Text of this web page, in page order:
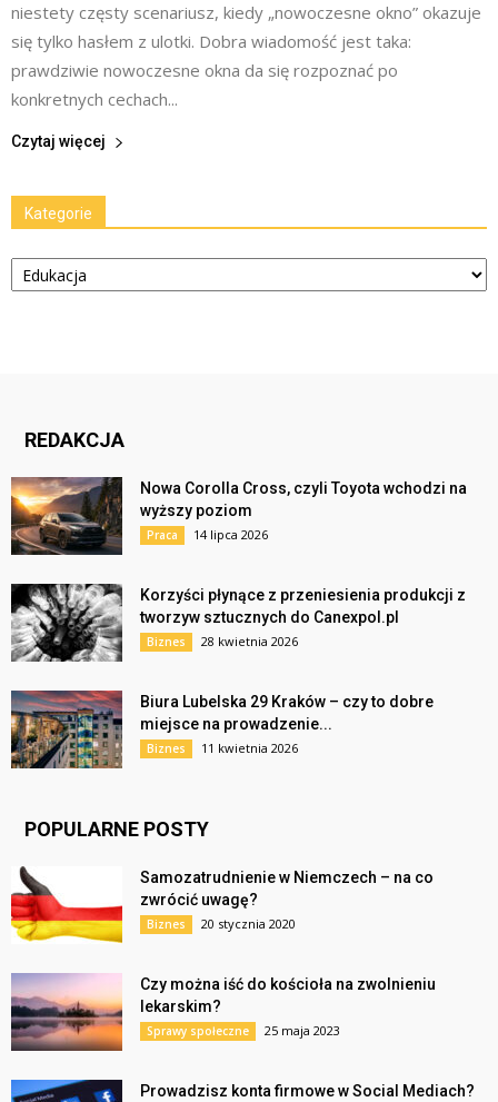
niestety częsty scenariusz, kiedy „nowoczesne okno” okazuje
się tylko hasłem z ulotki. Dobra wiadomość jest taka:
prawdziwie nowoczesne okna da się rozpoznać po
konkretnych cechach...
Czytaj więcej
Kategorie
Kategorie
REDAKCJA
Nowa Corolla Cross, czyli Toyota wchodzi na
wyższy poziom
Praca 14 lipca 2026
Korzyści płynące z przeniesienia produkcji z
tworzyw sztucznych do Canexpol.pl
Biznes 28 kwietnia 2026
Biura Lubelska 29 Kraków – czy to dobre
miejsce na prowadzenie...
Biznes 11 kwietnia 2026
POPULARNE POSTY
Samozatrudnienie w Niemczech – na co
zwrócić uwagę?
Biznes 20 stycznia 2020
Czy można iść do kościoła na zwolnieniu
lekarskim?
Sprawy społeczne 25 maja 2023
Prowadzisz konta firmowe w Social Mediach?